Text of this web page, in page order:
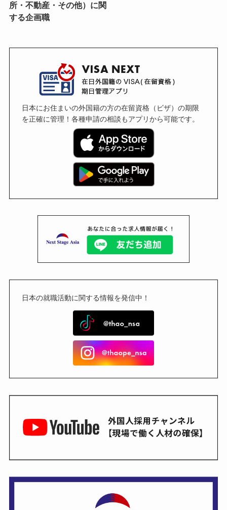
所・不動産・その他）に関
する企画職
日本にお住まいの外国籍の方の在留資格（ビザ）の期限
を正確に管理！各種申請の相談もアプリから可能です。
日本の就職活動に関する情報を発信中！